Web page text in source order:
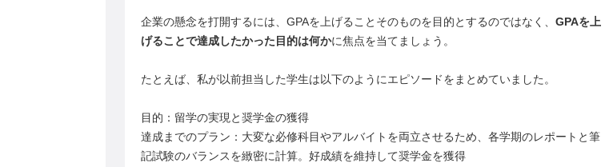
企業の懸念を打開するには、GPAを上げることそのものを目的とするのではなく、 GPAを上
げることで達成したかった目的は何かに焦点を当てましょう。
たとえば、私が以前担当した学生は以下のようにエピソードをまとめていました。
目的：留学の実現と奨学金の獲得
達成までのプラン：大変な必修科目やアルバイトを両立させるため、各学期のレポートと筆
記試験のバランスを緻密に計算。好成績を維持して奨学金を獲得